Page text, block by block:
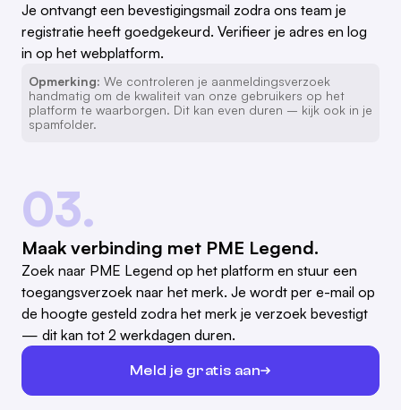
Je ontvangt een bevestigingsmail zodra ons team je
registratie heeft goedgekeurd. Verifieer je adres en log
in op het webplatform.
Opmerking: We controleren je aanmeldingsverzoek
handmatig om de kwaliteit van onze gebruikers op het
platform te waarborgen. Dit kan even duren – kijk ook in je
spamfolder.
03.
Maak verbinding met PME Legend.
Zoek naar PME Legend op het platform en stuur een
toegangsverzoek naar het merk. Je wordt per e-mail op
de hoogte gesteld zodra het merk je verzoek bevestigt
— dit kan tot 2 werkdagen duren.
Meld je gratis aan